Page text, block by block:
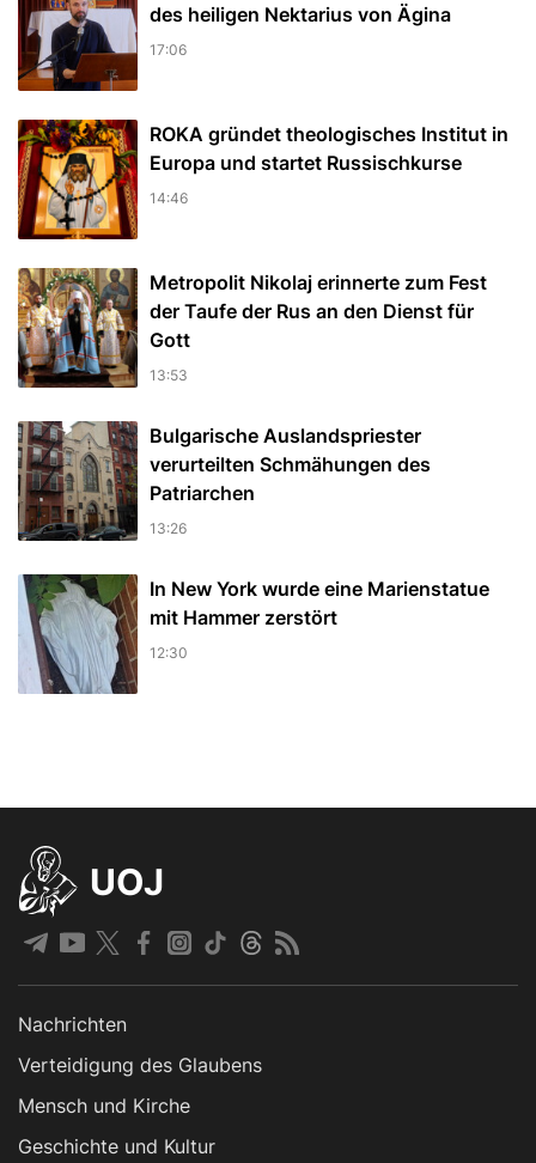
des heiligen Nektarius von Ägina
17:06
ROKA gründet theologisches Institut in
Europa und startet Russischkurse
14:46
Metropolit Nikolaj erinnerte zum Fest
der Taufe der Rus an den Dienst für
Gott
13:53
Bulgarische Auslandspriester
verurteilten Schmähungen des
Patriarchen
13:26
In New York wurde eine Marienstatue
mit Hammer zerstört
12:30
UOJ
Nachrichten
Verteidigung des Glaubens
Mensch und Kirche
Geschichte und Kultur